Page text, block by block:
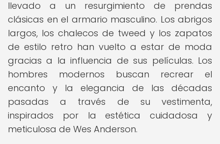
llevado a un resurgimiento de prendas
clásicas en el armario masculino. Los abrigos
largos, los chalecos de tweed y los zapatos
de estilo retro han vuelto a estar de moda
gracias a la influencia de sus películas. Los
hombres modernos buscan recrear el
encanto y la elegancia de las décadas
pasadas a través de su vestimenta,
inspirados por la estética cuidadosa y
meticulosa de Wes Anderson.